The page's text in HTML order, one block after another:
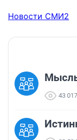
Новости СМИ2
43 017